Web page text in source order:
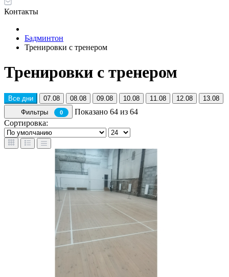
Контакты
Бадминтон
Тренировки с тренером
Тренировки с тренером
Все дни 07.08 08.08 09.08 10.08 11.08 12.08
13.08
Фильтры
0
Показано 64 из 64
Сортировка: